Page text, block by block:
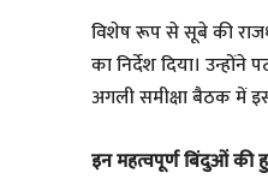
​विशेष रूप से सूबे की
का निर्देश दिया।
अगली समीक्षा बैठक में
​इन महत्वपूर्ण बिंदुओं की